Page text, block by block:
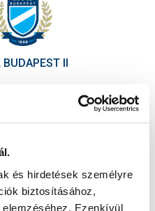
és hirdetések személyre
biztosításához,
Ezenkívül
II
sem! Iratkozzon fel ingyenes